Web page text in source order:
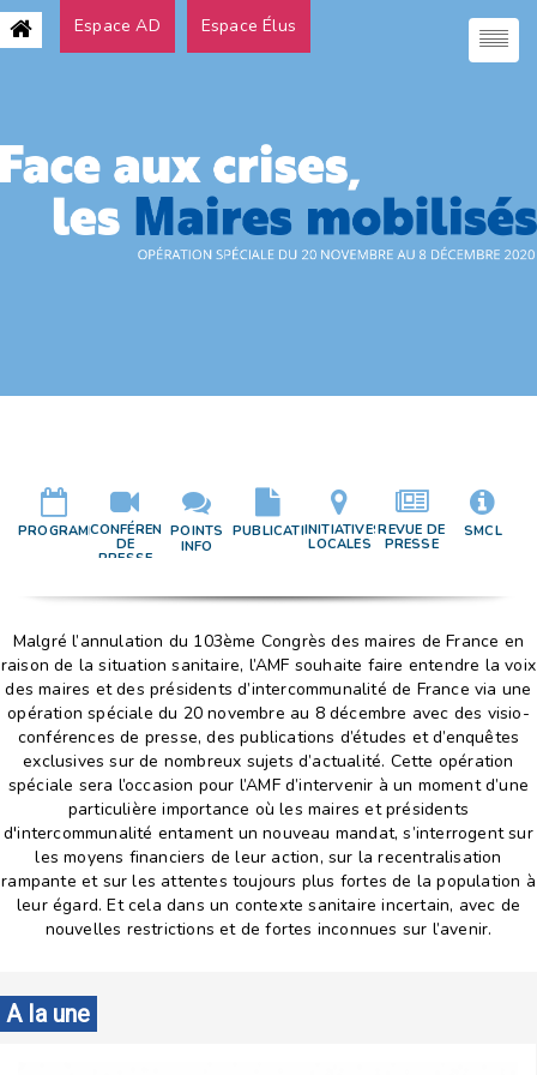
Espace Élus
Espace AD
PROGRAMMECONFÉRENCES
DE
PRESSE
POINTS
INFO
PUBLICATIONSINITIATIVES
LOCALES
REVUE DE
PRESSE
SMCL
Malgré l’annulation du 103ème Congrès des maires de France en
raison de la situation sanitaire, l’AMF souhaite faire entendre la voix
des maires et des présidents d’intercommunalité de France via une
opération spéciale du 20 novembre au 8 décembre avec des visio-
conférences de presse, des publications d’études et d’enquêtes
exclusives sur de nombreux sujets d’actualité. Cette opération
spéciale sera l’occasion pour l’AMF d’intervenir à un moment d’une
particulière importance où les maires et présidents
d'intercommunalité entament un nouveau mandat, s’interrogent sur
les moyens financiers de leur action, sur la recentralisation
rampante et sur les attentes toujours plus fortes de la population à
leur égard. Et cela dans un contexte sanitaire incertain, avec de
nouvelles restrictions et de fortes inconnues sur l’avenir.
A la une